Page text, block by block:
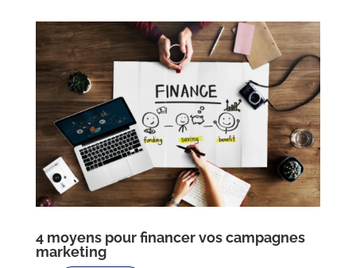
4 moyens pour financer vos campagnes
marketing